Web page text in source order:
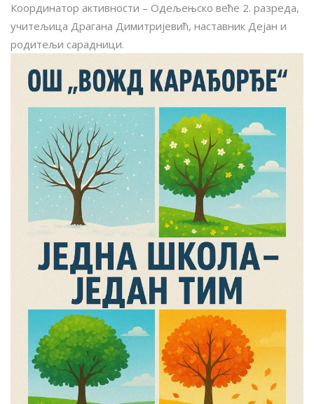
Координатор активности – Одељењско веће 2. разреда,
учитељица Драгана Димитријевић, наставник Дејан и
родитељи сарадници.